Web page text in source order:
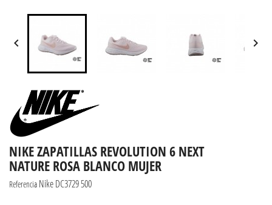
 
NIKE ZAPATILLAS REVOLUTION 6 NEXT
NATURE ROSA BLANCO MUJER
Referencia Nike DC3729 500